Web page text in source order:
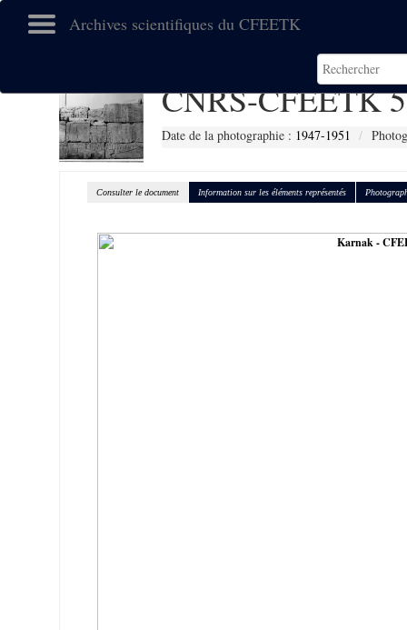
Archives scientifiques du CFEETK
CNRS-CFEETK
Date de la photographie : 1947-1951
Consulter le document Information sur les éléments représentés